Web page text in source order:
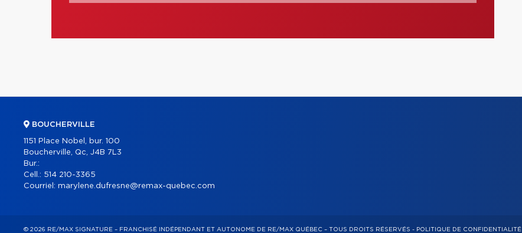
BOUCHERVILLE
1151 Place Nobel, bur. 100
Boucherville, Qc, J4B 7L3
Bur.:
Cell.: 514 210-3365
Courriel: marylene.dufresne@remax-quebec.com
© 2026 RE/MAX SIGNATURE – FRANCHISÉ INDÉPENDANT ET AUTONOME DE RE/MAX QUÉBEC – TOUS DROITS RÉSERVÉS - POLITIQUE DE CONFIDENTIALITÉ